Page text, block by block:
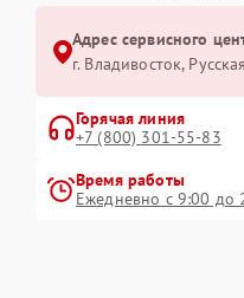
Адрес сервисного
г. Владивосток,
Горячая линия
+7 (800) 301-55-83
Время работы
Ежедневно с 9:00 до